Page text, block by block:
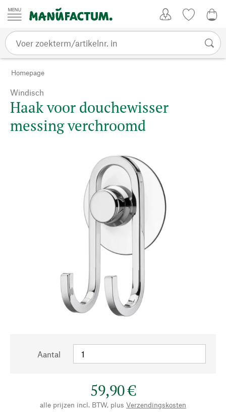
Passer au contenu
Homepage
Windisch
Haak voor douchewisser
messing verchroomd
Aantal
59,90 €
alle prijzen incl. BTW, plus Verzendingskosten